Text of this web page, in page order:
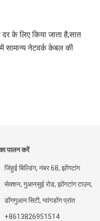
के लिए किया जाता है;सात
सामान्य नेटवर्क केबल की
पालन करें
जिंहुई बिल्डिंग, नंबर 68, झोंगटांग
सेक्शन, गुआनसुई रोड, झोंगटांग टाउन,
डोंगगुआन सिटी, ग्वांगडोंग प्रांत
+8613826951514